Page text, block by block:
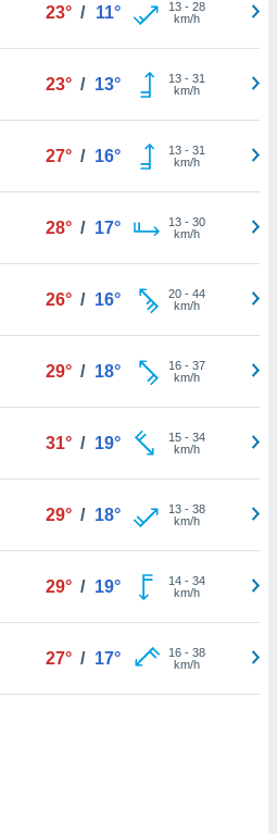
23° / 11° 13- 28
km/h
23° / 13° 13- 31
km/h
27° / 16° 13- 31
km/h
28° / 17° 13- 30
km/h
26° / 16° 20- 44
km/h
29° / 18° 16- 37
km/h
31° / 19° 15- 34
km/h
29° / 18° 13- 38
km/h
29° / 19° 14- 34
km/h
27° / 17° 16- 38
km/h